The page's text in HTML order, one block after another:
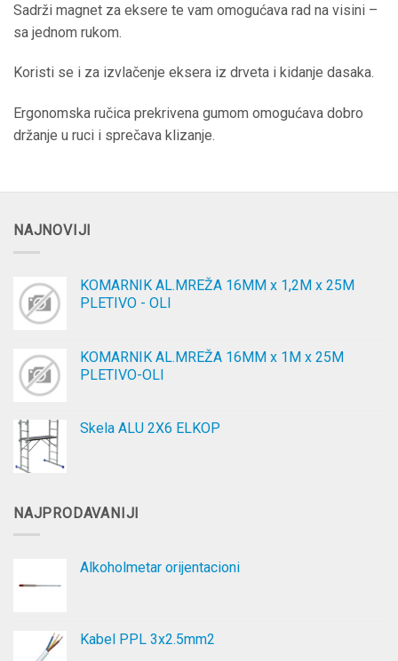
Sadrži magnet za eksere te vam omogućava rad na visini –
sa jednom rukom.
Koristi se i za izvlačenje eksera iz drveta i kidanje dasaka.
Ergonomska ručica prekrivena gumom omogućava dobro
držanje u ruci i sprečava klizanje.
NAJNOVIJI
KOMARNIK AL.MREŽA 16MM x 1,2M x 25M
PLETIVO - OLI
KOMARNIK AL.MREŽA 16MM x 1M x 25M
PLETIVO-OLI
Skela ALU 2X6 ELKOP
NAJPRODAVANIJI
Alkoholmetar orijentacioni
Kabel PPL 3x2.5mm2